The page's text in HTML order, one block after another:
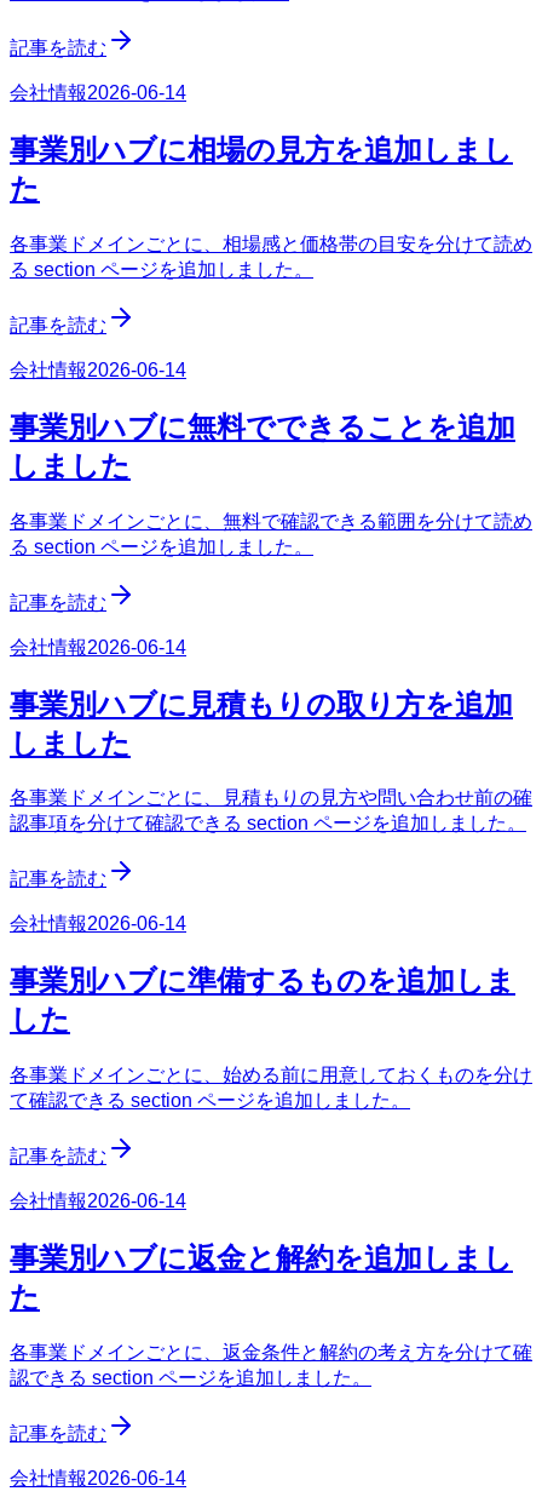
記事を読む
会社情報2026-06-14
事業別ハブに相場の見方を追加しまし
た
各事業ドメインごとに、相場感と価格帯の目安を分けて読め
る section ページを追加しました。
記事を読む
会社情報2026-06-14
事業別ハブに無料でできることを追加
しました
各事業ドメインごとに、無料で確認できる範囲を分けて読め
る section ページを追加しました。
記事を読む
会社情報2026-06-14
事業別ハブに見積もりの取り方を追加
しました
各事業ドメインごとに、見積もりの見方や問い合わせ前の確
認事項を分けて確認できる section ページを追加しました。
記事を読む
会社情報2026-06-14
事業別ハブに準備するものを追加しま
した
各事業ドメインごとに、始める前に用意しておくものを分け
て確認できる section ページを追加しました。
記事を読む
会社情報2026-06-14
事業別ハブに返金と解約を追加しまし
た
各事業ドメインごとに、返金条件と解約の考え方を分けて確
認できる section ページを追加しました。
記事を読む
会社情報2026-06-14